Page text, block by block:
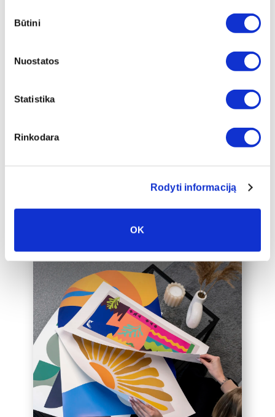
pasirinkimas
Būtini
Nuostatos
Statistika
Rinkodara
Rodyti informaciją
OK
Papildu ierāmēšana
mājas interjera akcentu.
rakstot uz labas@drobiunamai.lt.